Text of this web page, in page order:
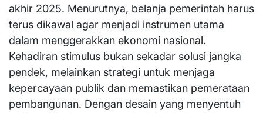
akhir 2025. Menurutnya, belanja pemerintah harus
terus dikawal agar menjadi instrumen utama
dalam menggerakkan ekonomi nasional.
Kehadiran stimulus bukan sekadar solusi jangka
pendek, melainkan strategi untuk menjaga
kepercayaan publik dan memastikan pemerataan
pembangunan. Dengan desain yang menyentuh